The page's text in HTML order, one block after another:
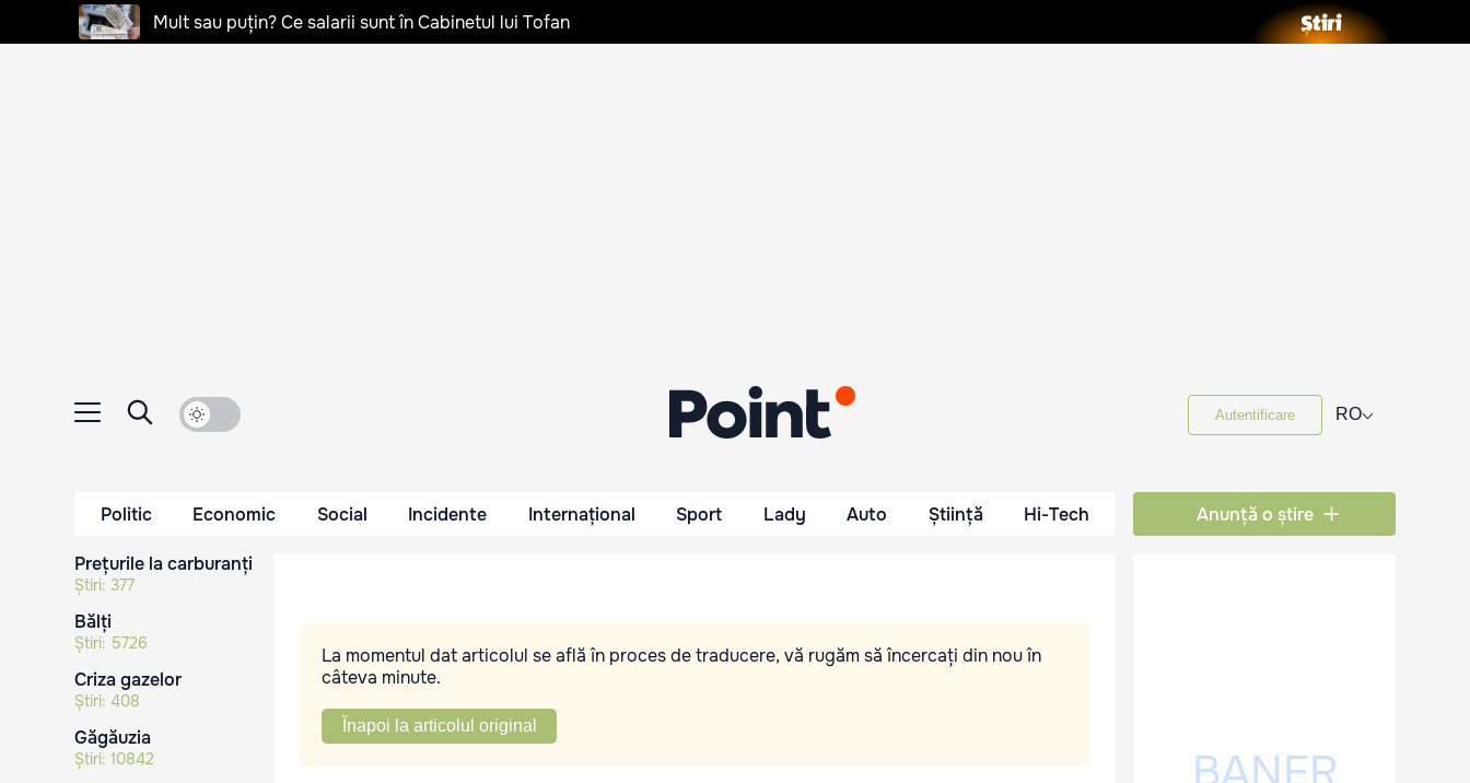
Mult sau puțin? Ce salarii sunt în Cabinetul lui Tofan
Autentificare RO⌵
Politic Economic Social Incidente Internațional Sport Lady Auto Știință Hi-Tech Anunță o știre
Prețurile la carburanți
Știri: 377
Bălți
Știri: 5726
Criza gazelor
Știri: 408
Găgăuzia
Știri: 10842
La momentul dat articolul se află în proces de traducere, vă rugăm să încercați din nou în
câteva minute.
Înapoi la articolul original